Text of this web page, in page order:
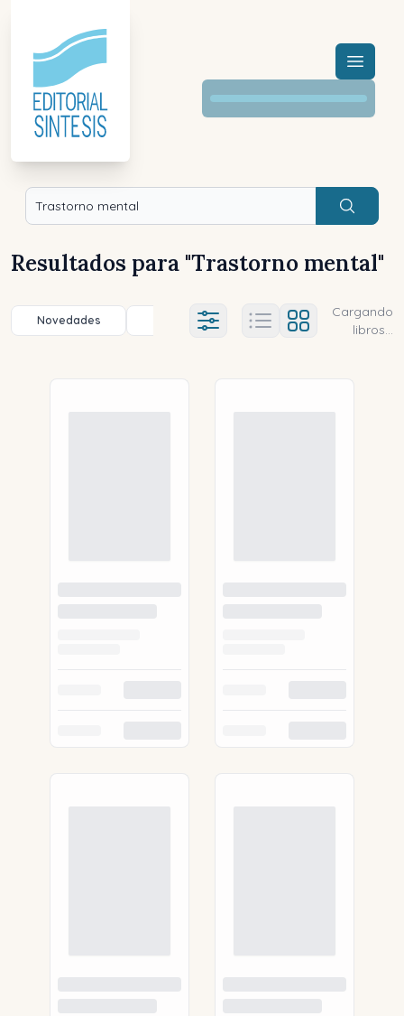
Menú
Buscar
Resultados para "Trastorno mental"
Novedades Título (a-z) Título (z-a)
Ajustes abierto
Cargando
libros...